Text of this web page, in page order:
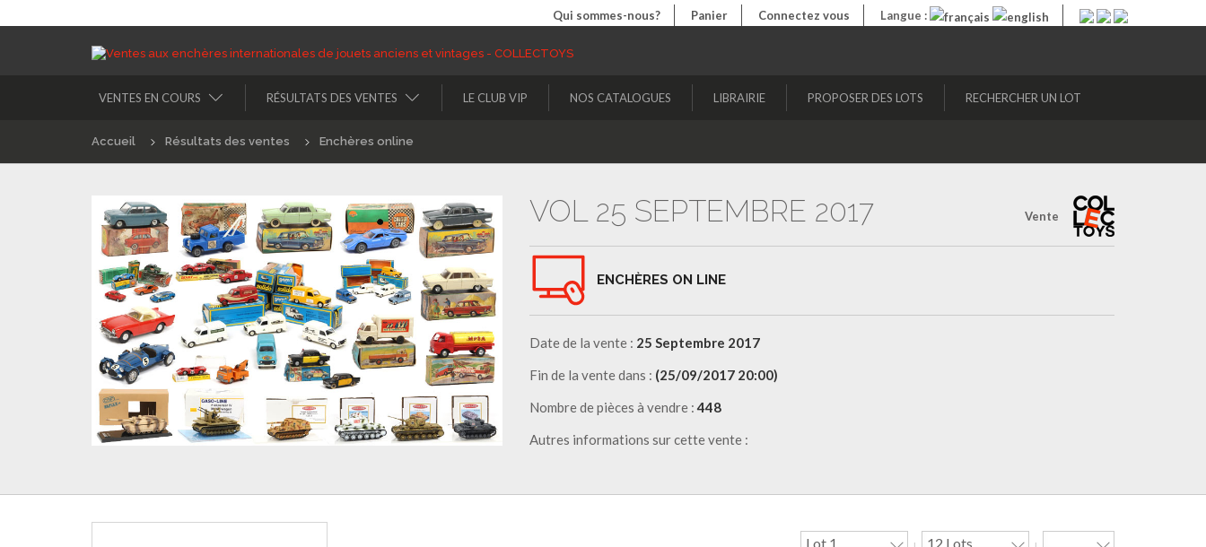
Qui sommes-nous? Panier Connectez vous Langue :
VENTES EN COURS RÉSULTATS DES VENTES LE CLUB VIP NOS CATALOGUES LIBRAIRIE PROPOSER DES LOTS RECHERCHER UN LOT
Accueil Résultats des ventes Enchères online
Vente
VOL 25 SEPTEMBRE 2017
ENCHÈRES ON LINE
Date de la vente : 25 Septembre 2017
Fin de la vente dans : (25/09/2017 20:00)
Nombre de pièces à vendre :448
Autres informations sur cette vente :